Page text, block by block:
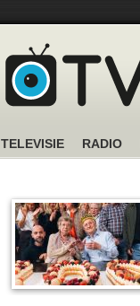
TELEVISIE RADIO